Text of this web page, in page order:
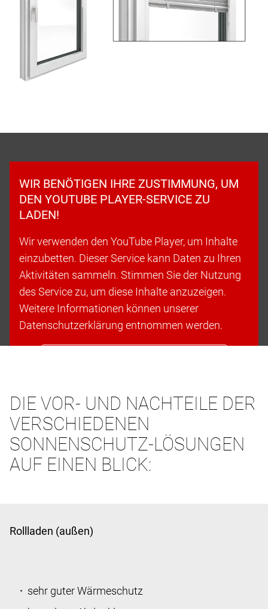
WIR BENÖTIGEN IHRE ZUSTIMMUNG, UM
DEN YOUTUBE PLAYER-SERVICE ZU
LADEN!
Wir verwenden den YouTube Player, um Inhalte
einzubetten. Dieser Service kann Daten zu Ihren
Aktivitäten sammeln. Stimmen Sie der Nutzung
des Service zu, um diese Inhalte anzuzeigen.
Weitere Informationen können unserer
Datenschutzerklärung entnommen werden.
DIE VOR- UND NACHTEILE DER
VERSCHIEDENEN
SONNENSCHUTZ-LÖSUNGEN
AUF EINEN BLICK:
Rollladen (außen)
sehr guter Wärmeschutz